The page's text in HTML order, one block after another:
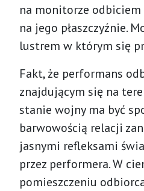
na monitorze
na jego płaszczyźnie.
lustrem w którym się
Fakt, że performans
znajdującym się na
stanie wojny ma być
barwowością relacji
jasnymi refleksami
przez performera. W
pomieszczeniu